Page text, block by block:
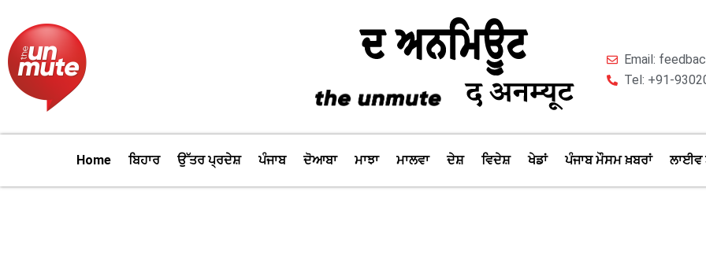
content
Email:
Tel: +91-
Home ਬਿਹਾਰ ਉੱਤਰ ਪ੍ਰਦੇਸ਼ ਪੰਜਾਬ ਦੋਆਬਾ ਮਾਝਾ ਮਾਲਵਾ ਦੇਸ਼ ਵਿਦੇਸ਼ ਖੇਡਾਂ ਪੰਜਾਬ ਮੌਸਮ ਖ਼ਬਰਾਂ ਲਾਈਵ